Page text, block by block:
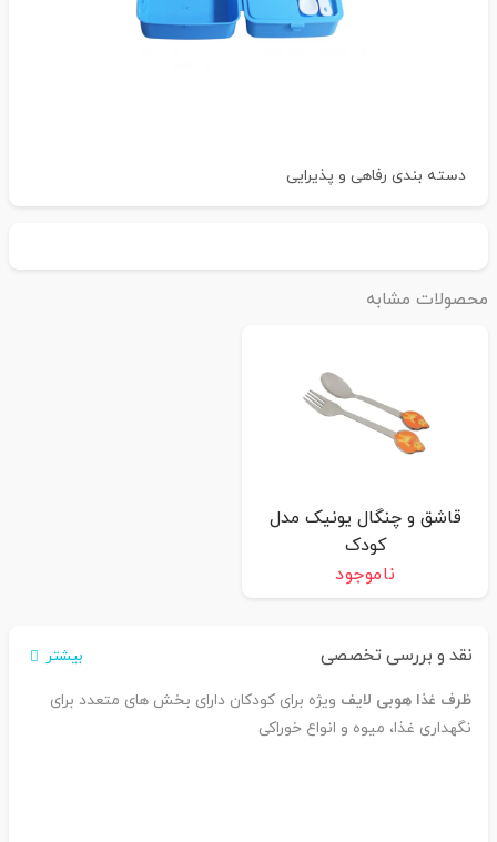
دسته بندیرفاهی و پذیرایی
مشابه
قاشق و چنگال یونیک مدل
کودک
ناموجود
نقد و بررسی تخصصی بیشتر
ظرف غذا هوبی لایفویژه برای کودکان دارای بخش های متعدد برای
نگهداری غذا، میوه و انواع خوراکی